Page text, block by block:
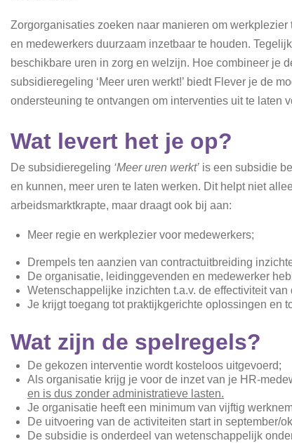
Zorgorganisaties zoeken naar manieren om werkplezier
en medewerkers duurzaam inzetbaar te houden.
beschikbare uren in zorg en welzijn. Hoe combineer je
subsidieregeling ‘Meer uren werkt!’ biedt Flever je de
ondersteuning te ontvangen om interventies uit te laten
Wat levert het je op?
De subsidieregeling ‘Meer uren werkt’ is een subsidie
en kunnen, meer uren te laten werken. Dit helpt niet
arbeidsmarktkrapte, maar draagt ook bij aan:
Meer regie en werkplezier voor medewerkers;
Drempels ten aanzien van contractuitbreiding
De organisatie, leidinggevenden en medewerker
Wetenschappelijke inzichten t.a.v. de effectiviteit van
Je krijgt toegang tot praktijkgerichte oplossingen en
Wat zijn de spelregels?
De gekozen interventie wordt kosteloos uitgevoerd;
Als organisatie krijg je voor de inzet van je HR-
en is dus zonder administratieve lasten.
Je organisatie heeft een minimum van vijftig
De uitvoering van de activiteiten start in september/
De subsidie is onderdeel van wetenschappelijk